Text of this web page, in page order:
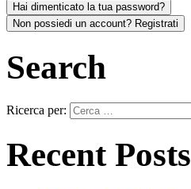
Hai dimenticato la tua password?
Non possiedi un account? Registrati
Search
Ricerca per:
Recent Posts